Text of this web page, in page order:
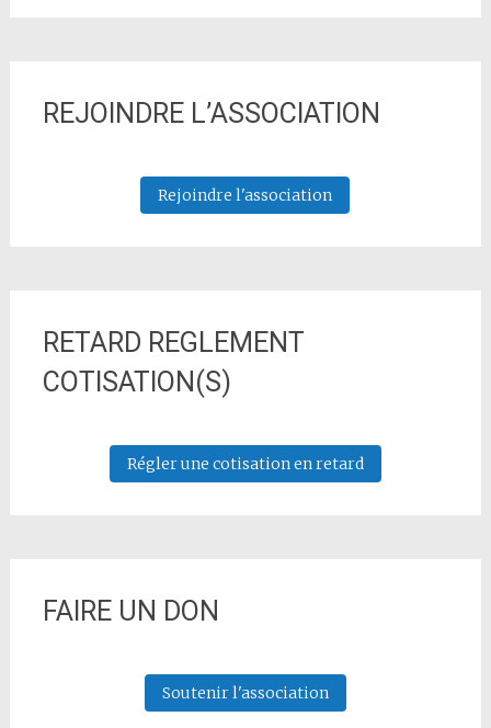
REJOINDRE L’ASSOCIATION
Rejoindre l'association
RETARD REGLEMENT
COTISATION(S)
Régler une cotisation en retard
FAIRE UN DON
Soutenir l'association